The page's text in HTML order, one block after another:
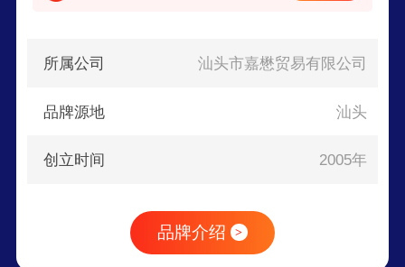
所属公司 汕头市嘉懋贸易有限公司
品牌源地 汕头
创立时间 2005年
品牌介绍 >